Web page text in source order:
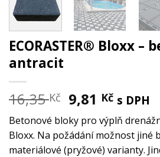
ECORASTER® Bloxx –
antracit
16,35Kč Původní
cena
byla:
16,35 Kč.
9,81 Kč
cena
je:
9,81
s DPH
Betonové bloky pro výplň
Bloxx. Na požádání možnost jiné
materiálové (pryžové) varianty.